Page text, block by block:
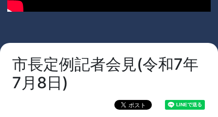
市長定例記者会見(令和7年
7月8日)